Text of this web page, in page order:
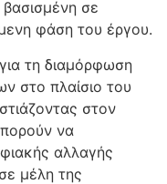
σε
φάση του έργου.
τη διαμόρφωση
στο πλαίσιο του
στον
να
αλλαγής
μέλη της